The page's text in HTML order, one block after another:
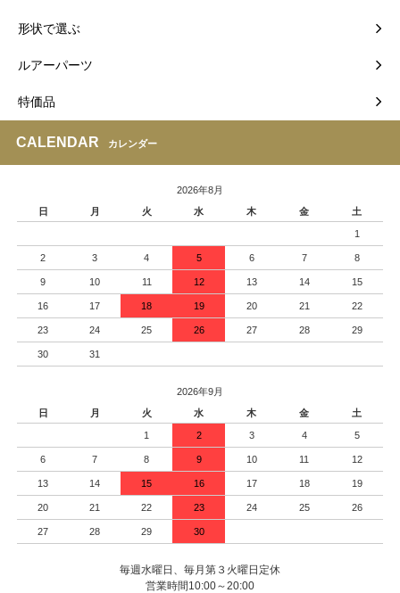
形状で選ぶ
ルアーパーツ
特価品
CALENDAR カレンダー
2026年8月
日
月 火 水 木 金 土
1
2 3 4 5 6 7 8
9 10 11 12 13 14 15
16 17 18 19 20 21 22
23 24 25 26 27 28 29
30 31
2026年9月
日
月 火 水 木 金 土
1 2 3 4 5
6 7 8 9 10 11 12
13 14 15 16 17 18 19
20 21 22 23 24 25 26
27 28 29 30
毎週水曜日、毎月第３火曜日定休
営業時間10:00～20:00